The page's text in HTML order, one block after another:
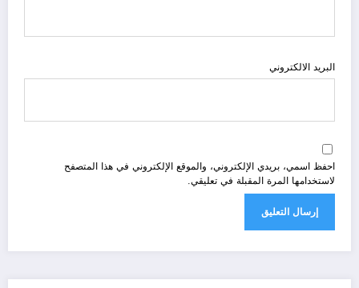
البريد الالكتروني
احفظ اسمي، بريدي الإلكتروني، والموقع الإلكتروني في هذا المتصفح
لاستخدامها المرة المقبلة في تعليقي.